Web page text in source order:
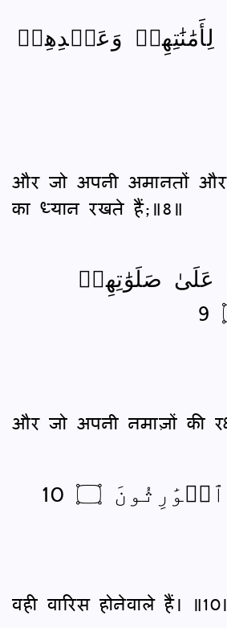
لِأَمَٰنَٰتِهِمۡ وَعَهۡدِهِمۡ
और जो अपनी अमानतों और
का ध्यान रखते हैं;॥8॥
عَلَىٰ صَلَوَٰتِهِمۡ
और जो अपनी नमाज़ों की
10
वही वारिस होनेवाले हैं।